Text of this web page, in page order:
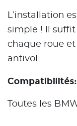
L’installation
simple ! Il
chaque roue
antivol.
Compatibilités:
Toutes les